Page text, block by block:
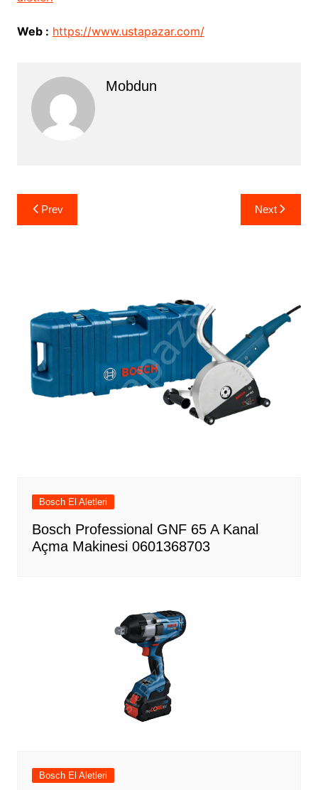
Web : https://www.ustapazar.com/
Mobdun
Yazı
gezinmesi
Prev Next
Bosch El Aletleri
Bosch Professional GNF 65 A Kanal
Açma Makinesi 0601368703
Bosch El Aletleri